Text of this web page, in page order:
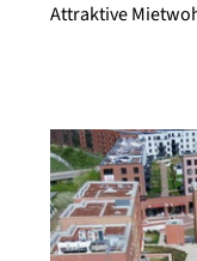
Attraktive